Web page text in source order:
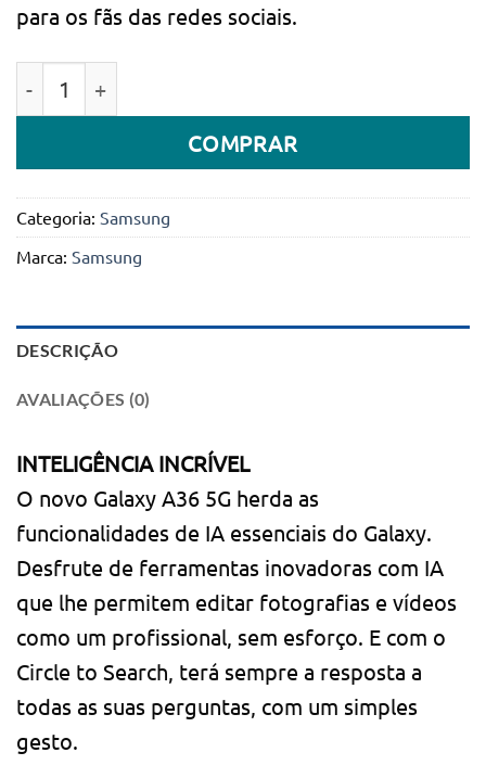
para os fãs das redes sociais.
COMPRAR
Categoria: Samsung
Marca: Samsung
DESCRIÇÃO
AVALIAÇÕES (0)
INTELIGÊNCIA INCRÍVEL
O novo Galaxy A36 5G herda as
funcionalidades de IA essenciais do Galaxy.
Desfrute de ferramentas inovadoras com IA
que lhe permitem editar fotografias e vídeos
como um profissional, sem esforço. E com o
Circle to Search, terá sempre a resposta a
todas as suas perguntas, com um simples
gesto.